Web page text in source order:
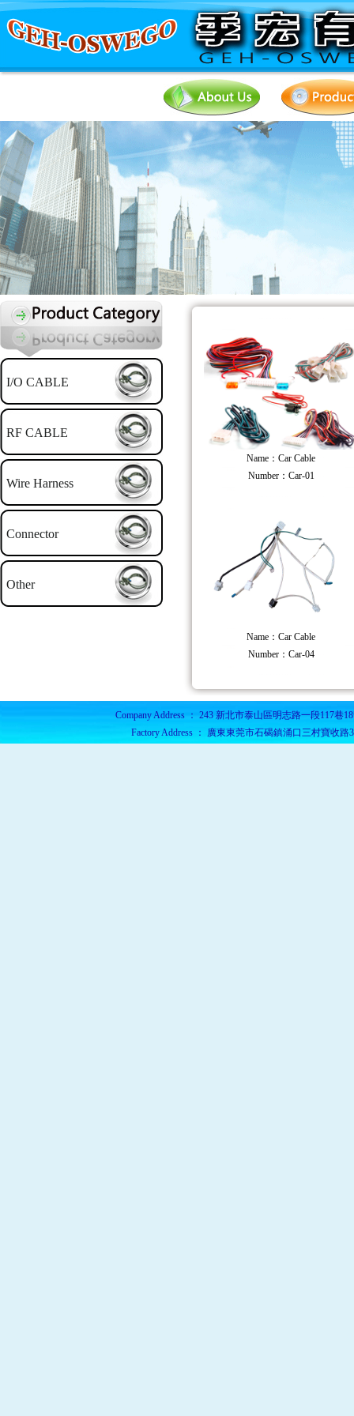
I/O CABLE
RF CABLE
Wire Harness
Connector
Other
Name：Car Cable
Number：Car-01
Name：Car Cable
Number：Car-04
Company Address ： 243 新北市泰山區明志路一段117巷
Factory Address ： 廣東東莞市石碣鎮涌口三村寶收路3